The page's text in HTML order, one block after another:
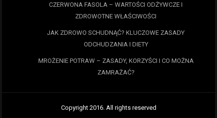
CZERWONA FASOLA – WARTOŚCI ODŻYWCZE I
ZDROWOTNE WŁAŚCIWOŚCI
JAK ZDROWO SCHUDNĄĆ? KLUCZOWE ZASADY
ODCHUDZANIA I DIETY
MROŻENIE POTRAW – ZASADY, KORZYŚCI I CO MOŻNA
ZAMRAŻAĆ?
Copyright 2016. All rights reserved